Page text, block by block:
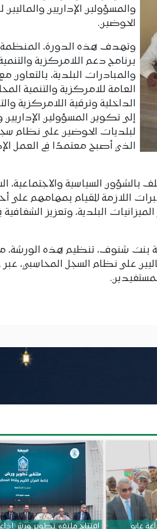
والمسؤولين الإداريين والماليين
الحوضين.
وتهدف هذه الدورة،
برنامج دعم اللامركزية
والمبادرات البلدية، بالتعاون
العامة للامركزية والتنمية
الداخلية وترقية اللامركزية
إلى تكوين المسؤولين الإداريين
لبلديات الحوضين على نظام
الذي أصبح معتمدًا في العمل
بالشؤون السياسية والاجتماعية،
اللازمة للقيام بمهامهم على
البلدية، وتعزيز الشفافية
بنت شنوف، تنظيم هذه الورشة،
على نظام السجل المحاسبي،
غابو افتتاح ملتقى تطوير ورش